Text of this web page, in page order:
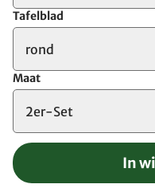
Tafelblad
rond
Maat
2er-Set
In